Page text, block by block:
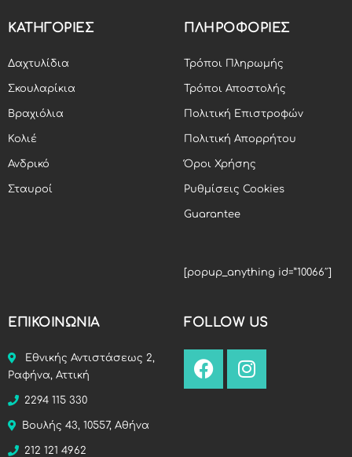
ΚΑΤΗΓΟΡΙΕΣ
Δαχτυλίδια
Σκουλαρίκια
Βραχιόλια
Κολιέ
Ανδρικό
Σταυροί
ΠΛΗΡΟΦΟΡΙΕΣ
Τρόποι Πληρωμής
Τρόποι Αποστολής
Πολιτική Επιστροφών
Πολιτική Απορρήτου
Όροι Χρήσης
Ρυθμίσεις Cookies
Guarantee
[popup_anything id=”10066″]
ΕΠΙΚΟΙΝΩΝΙΑ
Εθνικής Αντιστάσεως 2,
Ραφήνα, Αττική
2294 115 330
Βουλής 43, 10557, Αθήνα
212 121 4962
FOLLOW US